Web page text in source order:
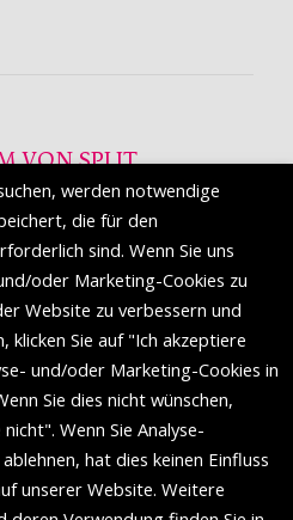
VON SPLIT
Einkaufsziel mit
und einer Reihe von
Mal in Split erscheinen.
werden notwendige
die für den
sind. Wenn Sie uns
oder Marketing-Cookies zu
Website zu verbessern und
klicken Sie auf "Ich akzeptiere
und/oder Marketing-Cookies in
Sie dies nicht wünschen,
Wenn Sie Analyse-
hat dies keinen Einfluss
unserer Website. Weitere